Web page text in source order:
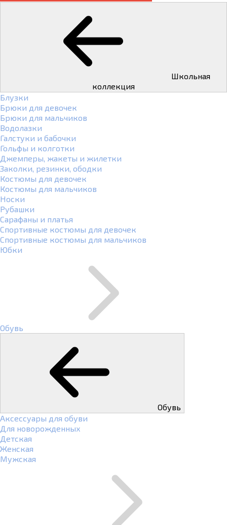
коллекция
Блузки
Брюки для девочек
Брюки для мальчиков
Водолазки
Галстуки и бабочки
Гольфы и колготки
Джемперы, жакеты и жилетки
Заколки, резинки, ободки
Костюмы для девочек
Костюмы для мальчиков
Носки
Рубашки
Сарафаны и платья
Спортивные костюмы для девочек
Спортивные костюмы для мальчиков
Юбки
Обувь
Обувь
Аксессуары для обуви
Для новорожденных
Детская
Женская
Мужская